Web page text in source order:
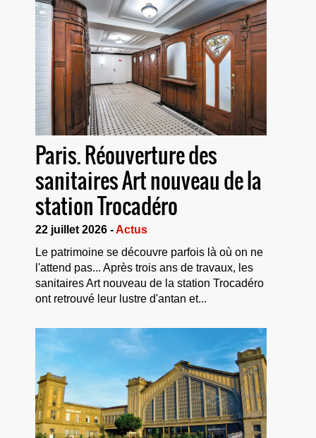
Paris. Réouverture des
sanitaires Art nouveau de la
station Trocadéro
22 juillet 2026 -Actus
Le patrimoine se découvre parfois là où on ne
l'attend pas... Après trois ans de travaux, les
sanitaires Art nouveau de la station Trocadéro
ont retrouvé leur lustre d'antan et...